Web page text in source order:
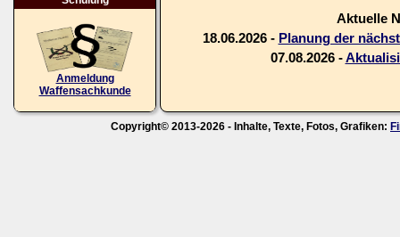
Anmeldung
Waffensachkunde
Aktuelle
18.06.2026 - Planung der
07.08.2026 -
Copyright© 2013-2026 - Inhalte, Texte, Fotos, Grafiken: